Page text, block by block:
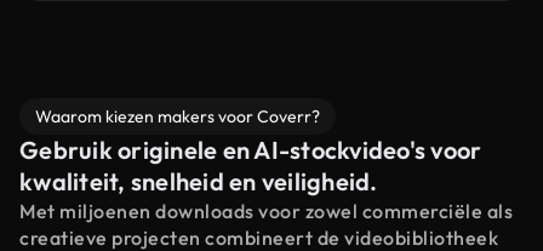
Waarom kiezen makers voor Coverr?
Gebruik originele en AI-stockvideo's voor
kwaliteit, snelheid en veiligheid.
Met miljoenen downloads voor zowel commerciële als
creatieve projecten combineert de videobibliotheek